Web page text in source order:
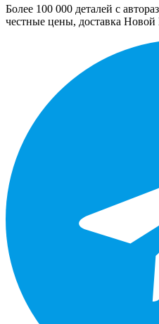
Более 100 000 деталей с
честные цены, доставка